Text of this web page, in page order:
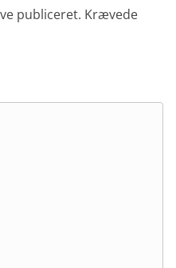
publiceret. Krævede